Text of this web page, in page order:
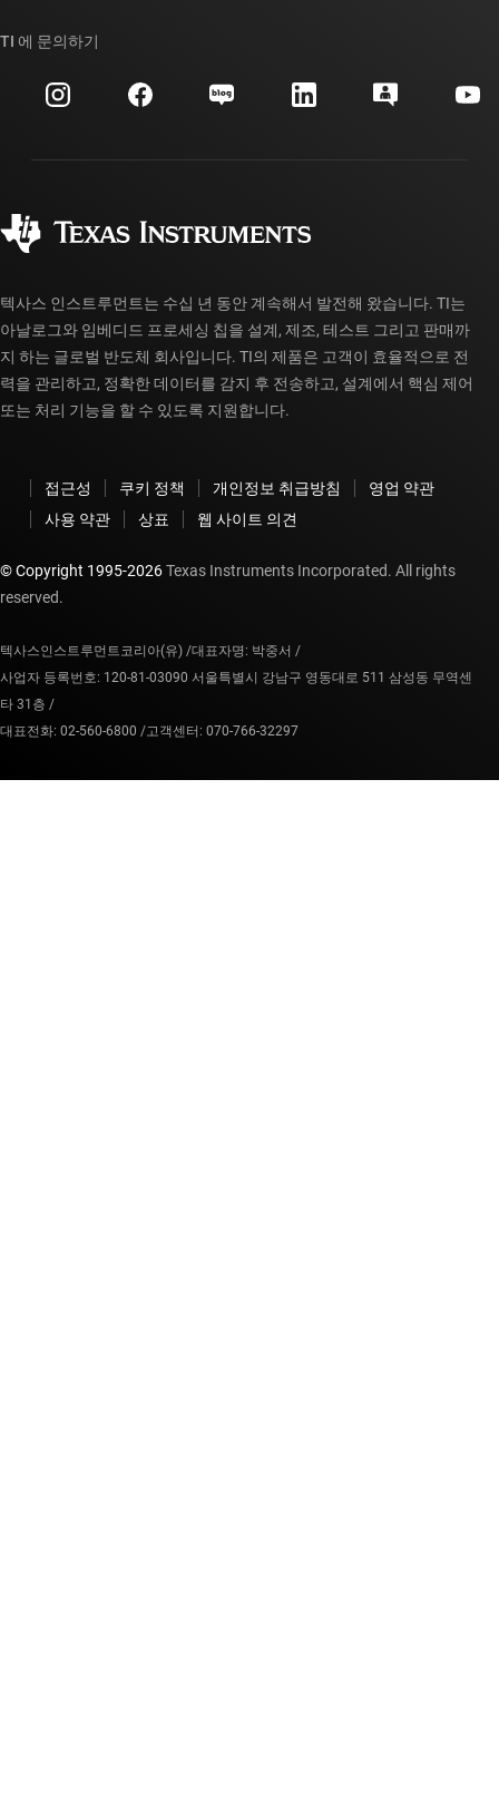
투자 관계
제조
대체품 검색
고객 지원 센터
myTI 계정 FAQ
주문 FAQ
TI 에 문의하기
텍사스 인스트루먼트는 수십 년 동안 계속해서 발전해 왔습니다. TI는
아날로그와 임베디드 프로세싱 칩을 설계, 제조, 테스트 그리고 판매까
지 하는 글로벌 반도체 회사입니다. TI의 제품은 고객이 효율적으로 전
력을 관리하고, 정확한 데이터를 감지 후 전송하고, 설계에서 핵심 제어
또는 처리 기능을 할 수 있도록 지원합니다.
접근성 쿠키 정책 개인정보 취급방침
영업 약관
사용 약관
상표 웹 사이트 의견
© Copyright 1995-2026Texas Instruments Incorporated. All rights
reserved.
텍사스인스트루먼트코리아(유) /대표자명: 박중서 /
사업자 등록번호: 120-81-03090 서울특별시 강남구 영동대로 511 삼성동 무역센
타 31층 /
대표전화: 02-560-6800 /고객센터: 070-766-32297